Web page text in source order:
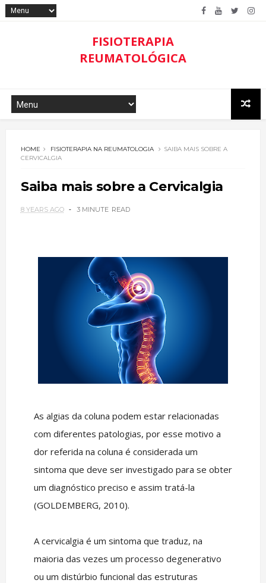
FISIOTERAPIA
REUMATOLÓGICA
HOME FISIOTERAPIA NA REUMATOLOGIA
SAIBA MAIS SOBRE A
CERVICALGIA
Saiba mais sobre a Cervicalgia
8 YEARS AGO 3 MINUTE READ
As algias da coluna podem estar relacionadas
com diferentes patologias, por esse motivo a
dor referida na coluna é considerada um
sintoma que deve ser investigado para se obter
um diagnóstico preciso e assim tratá-la
(GOLDEMBERG, 2010).
A cervicalgia é um sintoma que traduz, na
maioria das vezes um processo degenerativo
ou um distúrbio funcional das estruturas